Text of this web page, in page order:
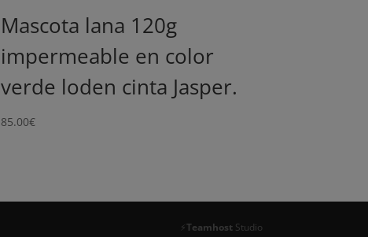
Mascota lana 120g
impermeable en color
verde loden cinta Jasper.
85.00€
⚡TeamhostStudio